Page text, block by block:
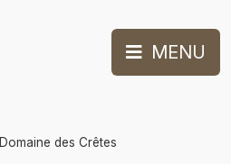
MENU
Domaine des Crêtes